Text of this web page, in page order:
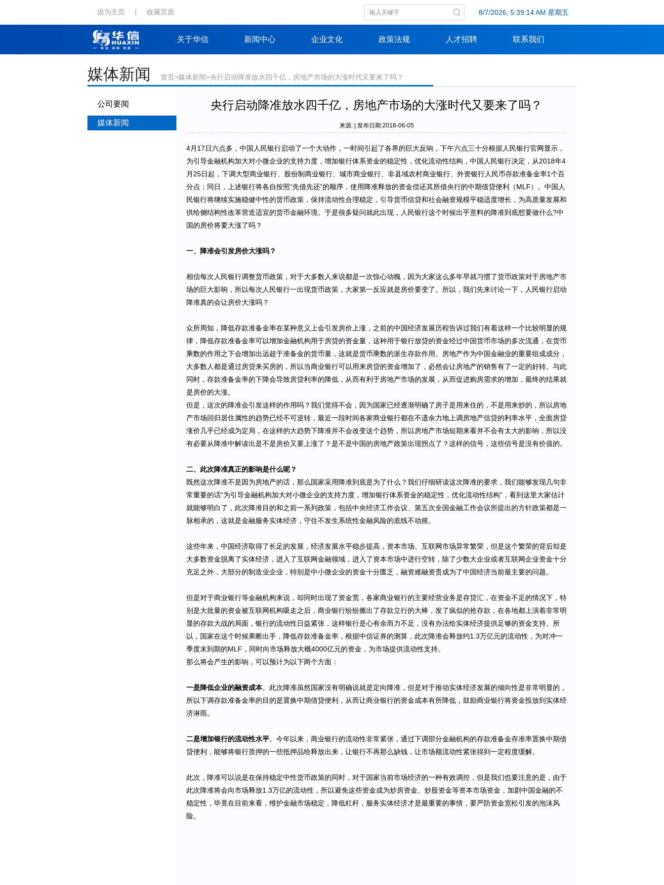
设为主页 | 收藏页面 8/7/2026, 5:39:14 AM 星期五
关于华信 新闻中心 企业文化 政策法规 人才招聘 联系我们
媒体新闻 首页>媒体新闻>央行启动降准放水四千亿，房地产市场的大涨时代又要来了吗？
公司要闻
媒体新闻
央行启动降准放水四千亿，房地产市场的大涨时代又要来了吗？
来源: | 发布日期:2018-06-05
4月17日六点多，中国人民银行启动了一个大动作，一时间引起了各界的巨大反响，下午六点三十分根据人民银行官网显示，
为引导金融机构加大对小微企业的支持力度，增加银行体系资金的稳定性，优化流动性结构，中国人民银行决定，从2018年4
月25日起，下调大型商业银行、股份制商业银行、城市商业银行、非县域农村商业银行、外资银行人民币存款准备金率1个百
分点；同日，上述银行将各自按照“先借先还”的顺序，使用降准释放的资金偿还其所借央行的中期借贷便利（MLF）。中国人
民银行将继续实施稳健中性的货币政策，保持流动性合理稳定，引导货币信贷和社会融资规模平稳适度增长，为高质量发展和
供给侧结构性改革营造适宜的货币金融环境。于是很多疑问就此出现，人民银行这个时候出乎意料的降准到底想要做什么?中
国的房价将要大涨了吗？
一、降准会引发房价大涨吗？
相信每次人民银行调整货币政策，对于大多数人来说都是一次惊心动魄，因为大家这么多年早就习惯了货币政策对于房地产市
场的巨大影响，所以每次人民银行一出现货币政策，大家第一反应就是房价要变了。所以，我们先来讨论一下，人民银行启动
降准真的会让房价大涨吗？
众所周知，降低存款准备金率在某种意义上会引发房价上涨，之前的中国经济发展历程告诉过我们有着这样一个比较明显的规
律，降低存款准备金率可以增加金融机构用于房贷的资金量，这种用于银行放贷的资金经过中国货币市场的多次流通，在货币
乘数的作用之下会增加出远超于准备金的货币量，这就是货币乘数的派生存款作用。房地产作为中国金融业的重要组成成分，
大多数人都是通过房贷来买房的，所以当商业银行可以用来房贷的资金增加了，必然会让房地产的销售有了一定的好转。与此
同时，存款准备金率的下降会导致房贷利率的降低，从而有利于房地产市场的发展，从而促进购房需求的增加，最终的结果就
是房价的大涨。
但是，这次的降准会引发这样的作用吗？我们觉得不会，因为国家已经逐渐明确了房子是用来住的，不是用来炒的，所以房地
产市场回归居住属性的趋势已经不可逆转，最近一段时间各家商业银行都在不遗余力地上调房地产信贷的利率水平，全面房贷
涨价几乎已经成为定局，在这样的大趋势下降准并不会改变这个趋势，所以房地产市场短期来看并不会有太大的影响，所以没
有必要从降准中解读出是不是房价又要上涨了？是不是中国的房地产政策出现拐点了？这样的信号，这些信号是没有价值的。
二、此次降准真正的影响是什么呢？
既然这次降准不是因为房地产的话，那么国家采用降准到底是为了什么？我们仔细研读这次降准的要求，我们能够发现几句非
常重要的话“为引导金融机构加大对小微企业的支持力度，增加银行体系资金的稳定性，优化流动性结构”，看到这里大家估计
就能够明白了，此次降准目的和之前一系列政策，包括中央经济工作会议、第五次全国金融工作会议所提出的方针政策都是一
脉相承的，这就是金融服务实体经济，守住不发生系统性金融风险的底线不动摇。
这些年来，中国经济取得了长足的发展，经济发展水平稳步提高，资本市场、互联网市场异常繁荣，但是这个繁荣的背后却是
大多数资金脱离了实体经济，进入了互联网金融领域，进入了资本市场中进行空转，除了少数大企业或者互联网企业资金十分
充足之外，大部分的制造业企业，特别是中小微企业的资金十分匮乏，融资难融资贵成为了中国经济当前最主要的问题。
但是对于商业银行等金融机构来说，却同时出现了资金荒，各家商业银行的主要经营业务是存贷汇，在资金不足的情况下，特
别是大批量的资金被互联网机构吸走之后，商业银行纷纷搬出了存款立行的大棒，发了疯似的抢存款，在各地都上演着非常明
显的存款大战的局面，银行的流动性日益紧张，这样银行是心有余而力不足，没有办法给实体经济提供足够的资金支持。所
以，国家在这个时候果断出手，降低存款准备金率，根据中信证券的测算，此次降准会释放约1.3万亿元的流动性，为对冲一
季度末到期的MLF，同时向市场释放大概4000亿元的资金，为市场提供流动性支持。
那么将会产生的影响，可以预计为以下两个方面：
一是降低企业的融资成本。此次降准虽然国家没有明确说就是定向降准，但是对于推动实体经济发展的倾向性是非常明显的，
所以下调存款准备金率的目的是置换中期借贷便利，从而让商业银行的资金成本有所降低，鼓励商业银行将资金投放到实体经
济淋雨。
二是增加银行的流动性水平。今年以来，商业银行的流动性非常紧张，通过下调部分金融机构的存款准备金存准率置换中期借
贷便利，能够将银行质押的一些抵押品给释放出来，让银行不再那么缺钱，让市场额流动性紧张得到一定程度缓解。
此次，降准可以说是在保持稳定中性货币政策的同时，对于国家当前市场经济的一种有效调控，但是我们也要注意的是，由于
此次降准将会向市场释放1.3万亿的流动性，所以避免这些资金成为炒房资金、炒股资金等资本市场资金，加剧中国金融的不
稳定性，毕竟在目前来看，维护金融市场稳定，降低杠杆，服务实体经济才是最重要的事情，要严防资金宽松引发的泡沫风
险。